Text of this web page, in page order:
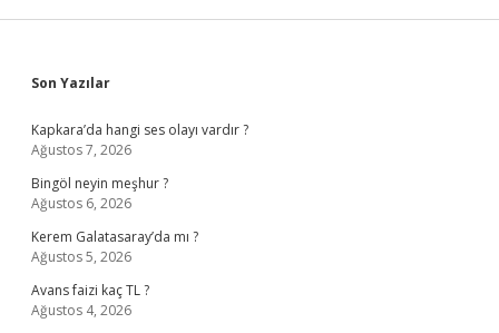
Sidebar
Son Yazılar
Kapkara’da hangi ses olayı vardır ?
Ağustos 7, 2026
Bingöl neyin meşhur ?
Ağustos 6, 2026
Kerem Galatasaray’da mı ?
Ağustos 5, 2026
Avans faizi kaç TL ?
Ağustos 4, 2026